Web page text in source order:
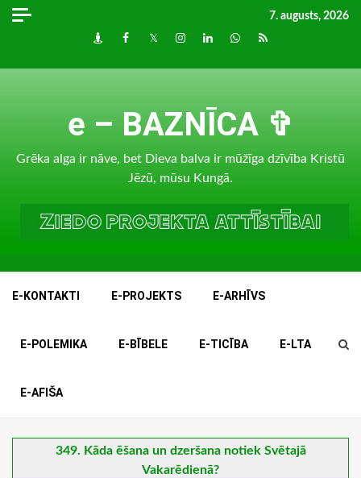
Skip
7. augusts, 2026
DraugiemFacebook
TwitterInstagram
LinkedInwhatsapp
RSS
e – BAZNĪCA ✞
Grēka alga ir nāve, bet Dieva balva ir mūžīga dzīvība Kristū
Jēzū, mūsu Kungā.
E-KONTAKTI E-PROJEKTS E-ARHĪVS
E-POLEMIKA E-BĪBELE E-TICĪBA E-LTA
E-AFIŠA
349. Kāda ēšana un dzeršana notiek Svētajā
Vakarēdienā?